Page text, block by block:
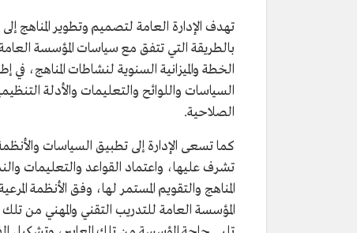
تهدف الإدارة العامة لتصميم وتطوير المناهج
بالطريقة التي تتفق مع سياسات المؤسسة
الخطة والميزانية السنوية لنشاطات المناهج،
السياسات واللوائح والتعليمات والأدلة
الصلاحية.
كما تسعى الإدارة إلى تطبيق السياسات
تشرف عليها، واعتماد القواعد والتعليمات
المناهج والتقويم المستمر لها، وفق الأنظمة
المؤسسة العامة للتدريب التقني والمهني من تلك